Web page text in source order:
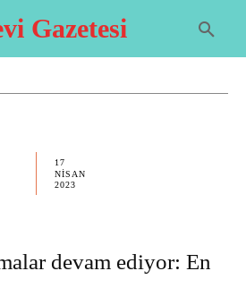
Gazetesi
17
NISAN
2023
devam ediyor: En